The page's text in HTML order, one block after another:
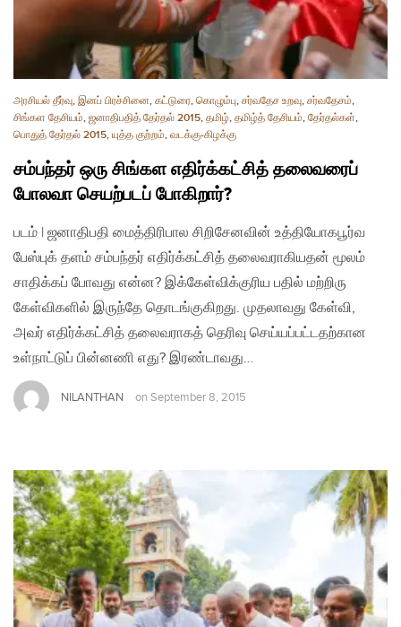
அரசியல் தீர்வு, இனப் பிரச்சினை, கட்டுரை, கொழும்பு, சர்வதேச உறவு, சர்வதேசம்,
சிங்கள தேசியம், ஜனாதிபதித் தேர்தல் 2015, தமிழ், தமிழ்த் தேசியம், தேர்தல்கள்,
பொதுத் தேர்தல் 2015, யுத்த குற்றம், வடக்கு-கிழக்கு
சம்பந்தர் ஒரு சிங்கள எதிர்க்கட்சித் தலைவரைப்
போலவா செயற்படப் போகிறார்?
படம் | ஜனாதிபதி மைத்திரிபால சிறிசேனவின் உத்தியோகபூர்வ
பேஸ்புக் தளம் சம்பந்தர் எதிர்க்கட்சித் தலைவராகியதன் மூலம்
சாதிக்கப் போவது என்ன? இக்கேள்விக்குரிய பதில் மற்றிரு
கேள்விகளில் இருந்தே தொடங்குகிறது. முதலாவது கேள்வி,
அவர் எதிர்க்கட்சித் தலைவராகத் தெரிவு செய்யப்பட்டதற்கான
உள்நாட்டுப் பின்னணி எது? இரண்டாவது…
NILANTHAN on September 8, 2015